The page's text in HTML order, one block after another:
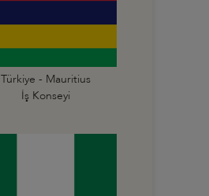
Türkiye - Mauritius
İş Konseyi